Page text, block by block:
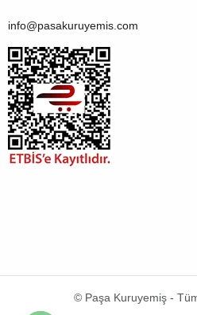
info@pasakuruyemis.com
© Paşa Kuruyemiş - Tüm